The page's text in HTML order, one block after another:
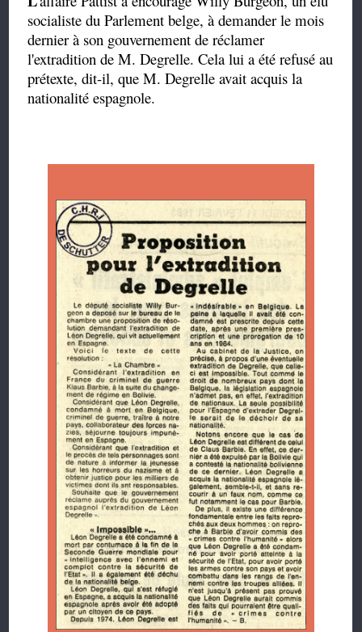
socialiste du Parlement belge, à demander le mois
dernier à son gouvernement de réclamer
l'extradition de M. Degrelle. Cela lui a été refusé au
prétexte, dit-il, que M. Degrelle avait acquis la
nationalité espagnole.